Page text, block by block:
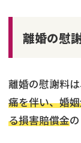
離婚の慰
離婚の慰謝料は
痛を伴い、婚
る損害賠償金